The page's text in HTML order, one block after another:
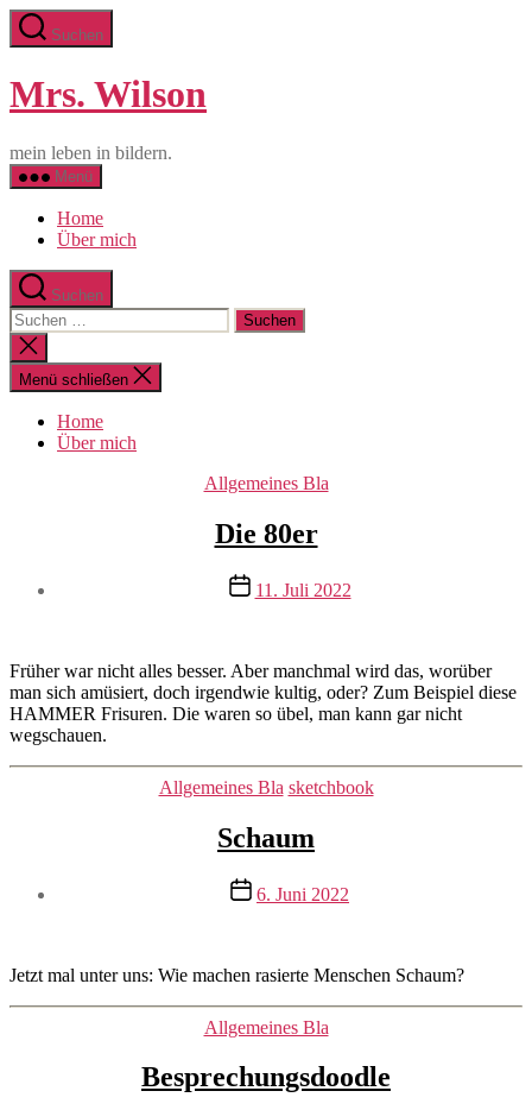
Zum
Inhalt Suchen
Mrs. Wilson
mein leben in bildern.
Menü
Home
Über mich
Suchen
Suche
nach:
Suche
schließen
Menü schließen
Home
Über mich
Kategorien
Allgemeines Bla
Die 80er
Veröffentlichungsdatum
11. Juli 2022
Früher war nicht alles besser. Aber manchmal wird das, worüber
man sich amüsiert, doch irgendwie kultig, oder? Zum Beispiel diese
HAMMER Frisuren. Die waren so übel, man kann gar nicht
wegschauen.
Kategorien
Allgemeines Bla sketchbook
Schaum
Veröffentlichungsdatum
6. Juni 2022
Jetzt mal unter uns: Wie machen rasierte Menschen Schaum?
Kategorien
Allgemeines Bla
Besprechungsdoodle